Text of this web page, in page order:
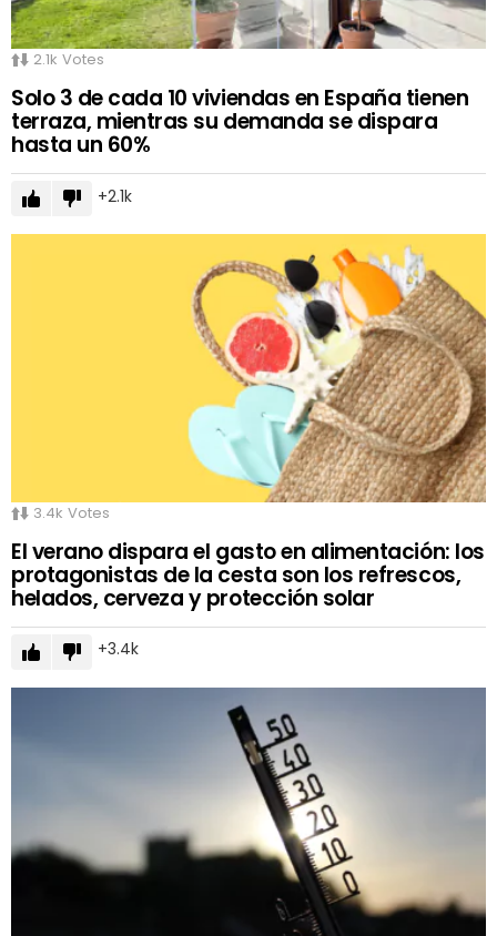
2.1k Votes
Solo 3 de cada 10 viviendas en España tienen
terraza, mientras su demanda se dispara
hasta un 60%
2.1k
3.4k Votes
El verano dispara el gasto en alimentación: los
protagonistas de la cesta son los refrescos,
helados, cerveza y protección solar
3.4k